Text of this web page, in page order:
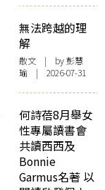
無法跨越的理
解
散文 | by 彭慧
瑜 | 2026-07-31
何詩蓓8月舉女
性專屬讀書會
共讀西西及
Bonnie
Garmus名著 以